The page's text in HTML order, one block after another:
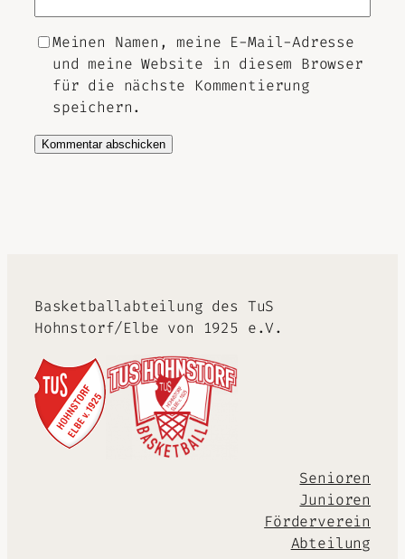
Meinen Namen, meine E-Mail-Adresse
und meine Website in diesem Browser
für die nächste Kommentierung
speichern.
Basketballabteilung des TuS
Hohnstorf/Elbe von 1925 e.V.
Senioren
Junioren
Förderverein
Abteilung